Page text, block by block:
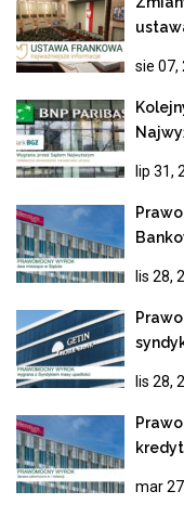
sie 07,
lip 31,
lis 28,
lis 28,
mar